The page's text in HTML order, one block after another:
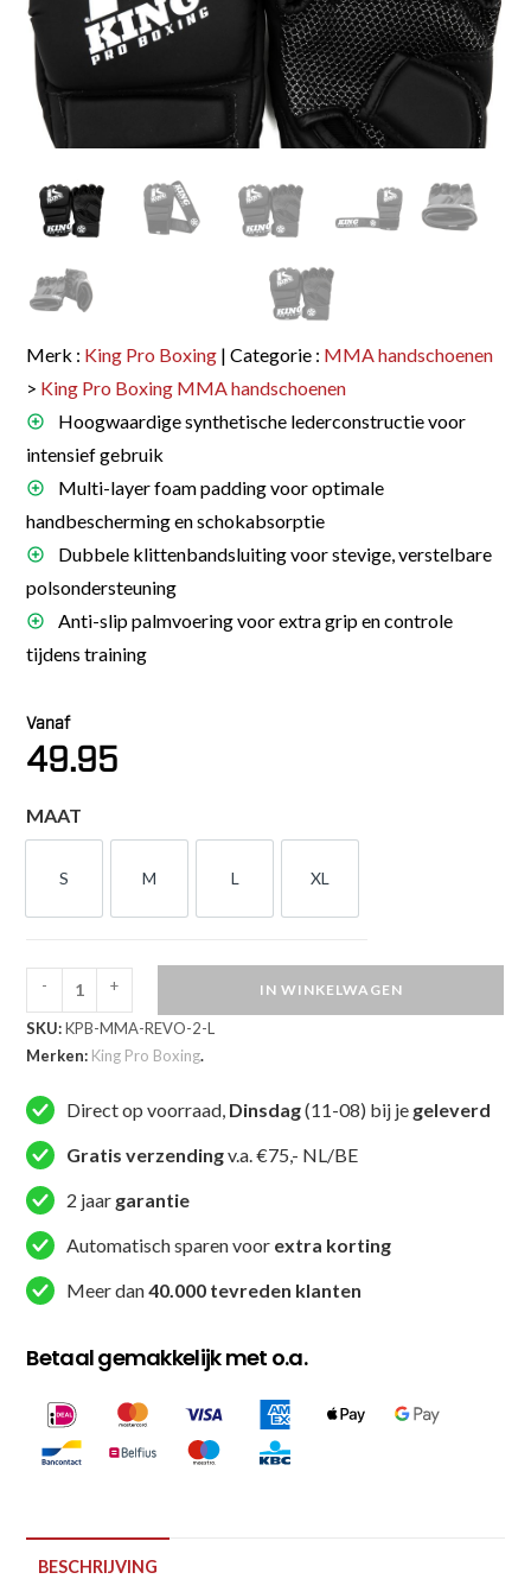
Merk : King Pro Boxing | Categorie : MMA handschoenen
> King Pro Boxing MMA handschoenen
Hoogwaardige synthetische lederconstructie voor
intensief gebruik
Multi-layer foam padding voor optimale
handbescherming en schokabsorptie
Dubbele klittenbandsluiting voor stevige, verstelbare
polsondersteuning
Anti-slip palmvoering voor extra grip en controle
tijdens training
Vanaf
49.95
MAAT
S M L XL
Pro
Boxing
MMA
Handschoenen
Revo
(KPB
MMA
2)
- + IN WINKELWAGEN
SKU:KPB-MMA-REVO-2-L
Merken: King Pro Boxing.
Direct op voorraad, Dinsdag(11-08) bij je geleverd
Gratis verzendingv.a. €75,- NL/BE
2 jaar garantie
Automatisch sparen voor extra korting
Meer dan40.000 tevreden klanten
Betaal gemakkelijk met o.a.
BESCHRIJVING